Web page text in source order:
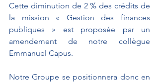
Cette diminution de 2 % des crédits de
la mission « Gestion des finances
publiques » est proposée par un
amendement de notre collègue
Emmanuel Capus.
Notre Groupe se positionnera donc en